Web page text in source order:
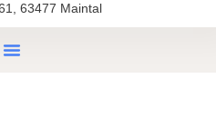
63477 Maintal